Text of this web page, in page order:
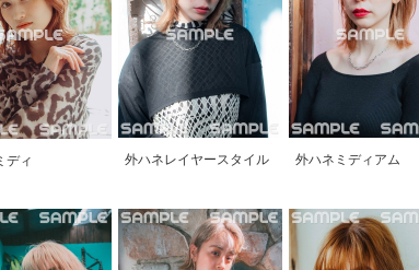
ディ 外ハネレイヤースタイル 外ハネミディアム